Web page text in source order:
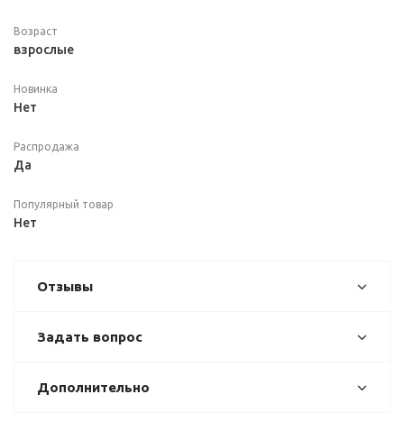
Возраст
взрослые
Новинка
Нет
Распродажа
Да
Популярный товар
Нет
Отзывы
Задать вопрос
Дополнительно